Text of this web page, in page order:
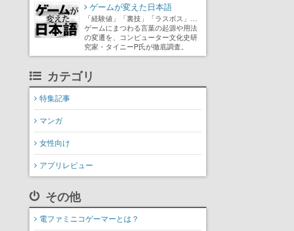
ゲームが変えた日本語
「経験値」「裏技」「ラスボス」…
ゲームにまつわる言葉の起源や用法
の変遷を、コンピューター文化史研
究家・タイニーP氏が徹底調査。
カテゴリ
特集記事
マンガ
女性向け
アプリレビュー
その他
電ファミニコゲーマーとは？